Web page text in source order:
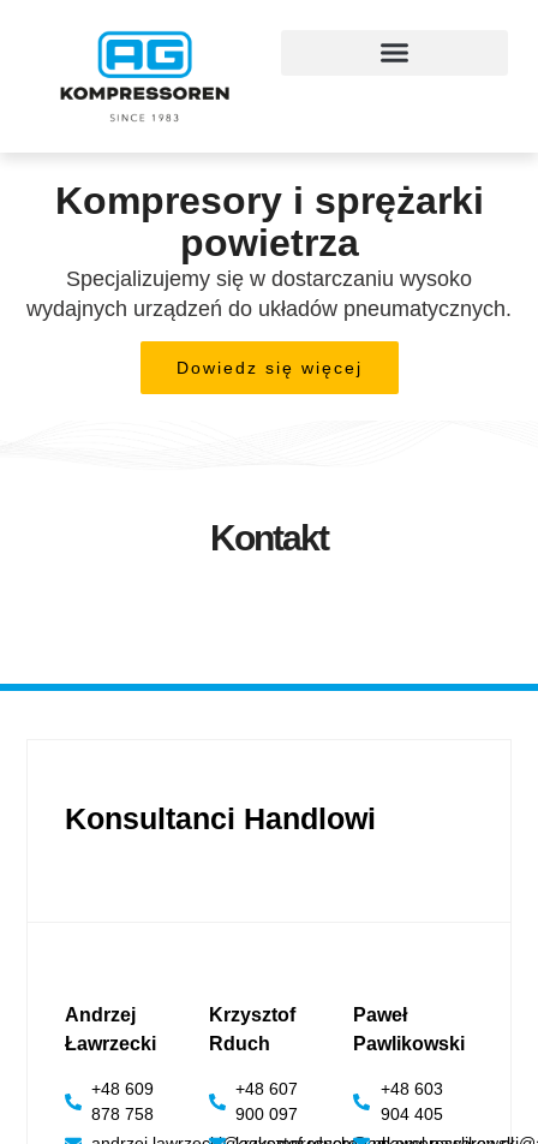
Kompresory i sprężarki
powietrza
Specjalizujemy się w dostarczaniu wysoko
wydajnych urządzeń do układów pneumatycznych.
Dowiedz się więcej
Kontakt
Konsultanci Handlowi
Andrzej
Ławrzecki
+48 609
878 758
Krzysztof
Rduch
+48 607
900 097
Paweł
Pawlikowski
+48 603
904 405